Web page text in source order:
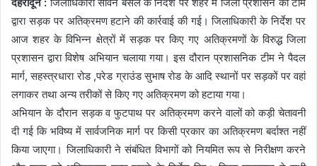
द्वारा सड़क पर अतिक्रमण हटाने की कार्रवाई की गई। जिलाधिकारी के निर्देश पर
आज शहर के विभिन्न क्षेत्रों में सड़क पर किए गए अतिक्रमणों के विरुद्ध जिला
प्रशासन द्वारा विशेष अभियान चलाया गया। इस दौरान प्रशासनिक टीम ने पैदल
मार्ग, सहस्त्रधारा रोड ,परेड ग्राउंड सुभाष रोड के आदि स्थानों पर सड़कों पर वहां
लगाकर तथा अन्य तरीकों से किए गए अतिक्रमण को हटाया गया।
अभियान के दौरान सड़क व फुटपाथ पर अतिक्रमण करने वालों को कड़ी चेतावनी
दी गई कि भविष्य में सार्वजनिक मार्ग पर किसी प्रकार का अतिक्रमण बर्दाश्त नहीं
किया जाएगा। जिलाधिकारी ने संबंधित विभागों को नियमित रूप से निरीक्षण करने